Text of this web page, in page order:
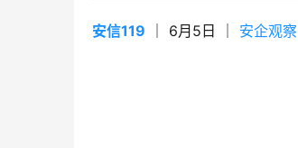
安信119 ｜ 6月5日 ｜ 安企观察